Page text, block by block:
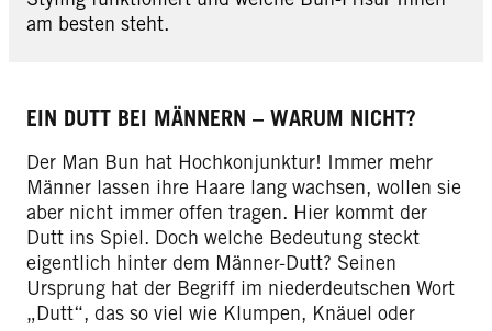
am besten steht.
EIN DUTT BEI MÄNNERN – WARUM NICHT?
Der Man Bun hat Hochkonjunktur! Immer mehr
Männer lassen ihre Haare lang wachsen, wollen sie
aber nicht immer offen tragen. Hier kommt der
Dutt ins Spiel. Doch welche Bedeutung steckt
eigentlich hinter dem Männer-Dutt? Seinen
Ursprung hat der Begriff im niederdeutschen Wort
„Dutt“, das so viel wie Klumpen, Knäuel oder